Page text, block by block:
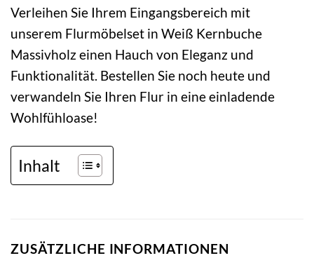
Verleihen Sie Ihrem Eingangsbereich mit
unserem Flurmöbelset in Weiß Kernbuche
Massivholz einen Hauch von Eleganz und
Funktionalität. Bestellen Sie noch heute und
verwandeln Sie Ihren Flur in eine einladende
Wohlfühloase!
Inhalt
ZUSÄTZLICHE INFORMATIONEN